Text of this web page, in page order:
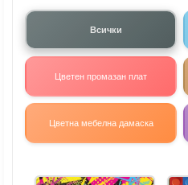
Всички
Цветен промазан плат
Цветна мебелна дамаска